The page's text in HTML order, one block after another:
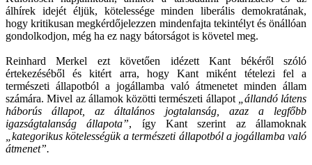
álhírek idejét éljük, kötelessége minden liberális demokratának,
hogy kritikusan megkérdőjelezzen mindenfajta tekintélyt és önállóan
gondolkodjon, még ha ez nagy bátorságot is követel meg.
Reinhard Merkel ezt követően idézett Kant békéről szóló
értekezéséből és kitért arra, hogy Kant miként tételezi fel a
természeti állapotból a jogállamba való átmenetet minden állam
számára. Mivel az államok közötti természeti állapot
„állandó látens
háborús állapot, az általános jogtalanság, azaz a legfőbb
igazságtalanság állapota”, így Kant szerint az államoknak
„kategorikus kötelességük a természeti állapotból a jogállamba való
átmenet”.